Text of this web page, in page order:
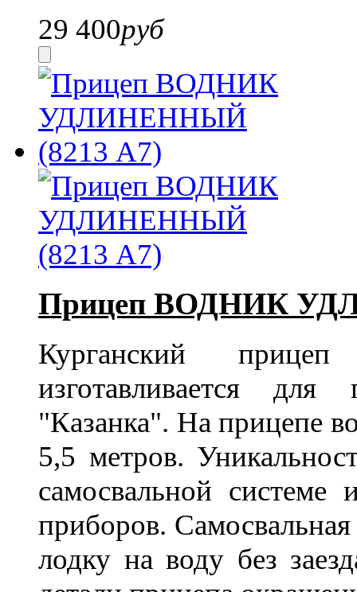
29 400руб
Прицеп ВОДНИК
Курганский
изготавливается
"Казанка". На прицепе
5,5 метров.
самосвальной
приборов. Самосвальная
лодку на воду без